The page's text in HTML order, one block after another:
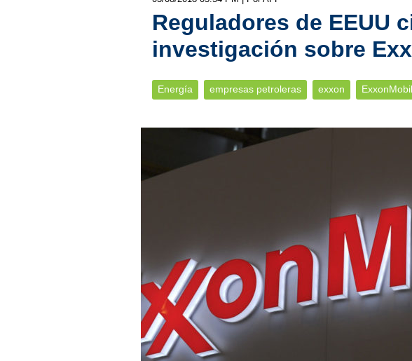
Reguladores de EEUU
investigación sobre
Energía empresas petroleras exxon ExxonMobil